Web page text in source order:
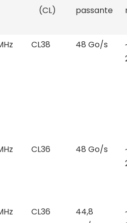
(CL)
passante
CL38 48 Go/s
CL36 48 Go/s
CL36
44,8